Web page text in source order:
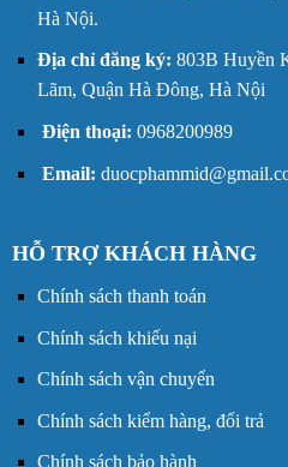
Hà Nội.
Địa chỉ đăng ký: 803B Huyền
Lãm, Quận Hà Đông, Hà Nội
Điện thoại: 0968200989
Email:
HỖ TRỢ KHÁCH HÀNG
Chính sách thanh toán
Chính sách khiếu nại
Chính sách vận chuyển
Chính sách kiểm hàng, đổi trả
Chính sách bảo hành